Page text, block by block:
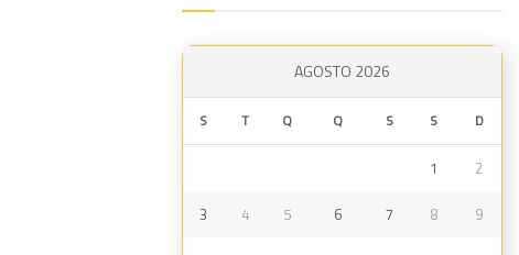
AGOSTO 2026
S T Q Q S S D
1 2
3 4 5 6 7 8 9